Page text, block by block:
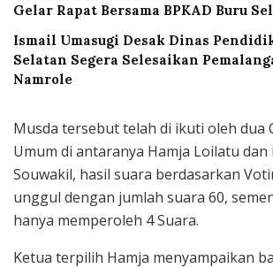
Gelar Rapat Bersama BPKAD Buru
Ismail Umasugi Desak Dinas
Selatan Segera Selesaikan
Namrole
Musda tersebut telah di ikuti oleh dua
Umum di antaranya Hamja Loilatu dan
Souwakil, hasil suara berdasarkan
unggul dengan jumlah suara 60,
hanya memperoleh 4 Suara.
Ketua terpilih Hamja menyampaikan